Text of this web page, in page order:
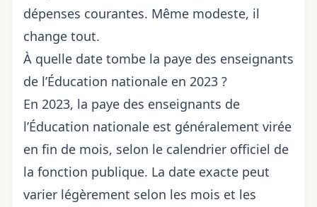
dépenses courantes. Même modeste, il
change tout.
À quelle date tombe la paye des enseignants
de l’Éducation nationale en 2023 ?
En 2023, la paye des enseignants de
l’Éducation nationale est généralement virée
en fin de mois, selon le calendrier officiel de
la fonction publique. La date exacte peut
varier légèrement selon les mois et les